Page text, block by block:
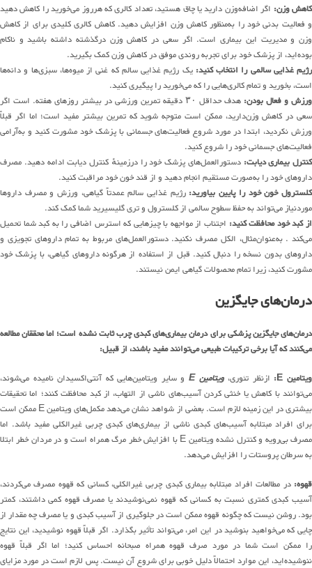
کاهش وزن: اگر اضافه‌وزن دارید یا چاق هستید، تعداد کالری که هرروز می‌خورید را کاهش دهید
و فعالیت بدنی خود را به‌منظور کاهش وزن افزایش دهید. کاهش کالری کلیدی برای از کاهش
وزن و مدیریت این بیماری است. اگر سعی در کاهش وزن درگذشته داشته باشید و ناکام
بوده‌اید، از پزشک خود برای تجربه روندی موفق در کاهش وزن کمک بگیرید.
رژیم غذایی سالمی را انتخاب کنید: یک رژیم غذایی سالم که غنی از میوه‌ها، سبزی‌ها و دانه‌ها
است، بخورید و تمام کالری‌هایی را که می‌خورید را پیگیری کنید.
ورزش و فعال بودن:
هدف حداقل ۳۰ دقیقه تمرین ورزشی در بیشتر روزهای هفته. است اگر
سعی در کاهش وزن‌دارید، ممکن است متوجه شوید که تمرین بیشتر مفید است؛ اما اگر قبلاً
ورزش نکردید، ابتدا در مورد شروع فعالیت‌های جسمانی با پزشک خود مشورت کنید و به‌آرامی
فعالیت‌های جسمانی خود را شروع کنید.
کنترل بیماری دیابت: دستورالعمل‌های پزشک خود را درزمینهٔ کنترل دیابت ادامه دهید. مصرف
داروهای خود را به‌صورت مستقیم انجام دهید و از قند خون خود مراقبت کنید.
کلسترول خون خود را پایین بیاورید: رژیم غذایی سالم عمدتاً گیاهی، ورزش و مصرف داروها
موردنیاز می‌تواند به حفظ سطوح سالمی از کلسترول و تری گلیسیرید شما کمک کند.
از کبد خود محافظت کنید: اجتناب از مواجهه با چیزهایی که استرس اضافی را به کبد شما تحمیل
می‌کند . به‌عنوان‌مثال، الکل مصرف نکنید. دستورالعمل‌های مربوط به تمام داروهای تجویزی و
داروهای بدون نسخه را دنبال کنید. قبل از استفاده از هرگونه داروهای گیاهی، با پزشک خود
مشورت کنید، زیرا تمام محصولات گیاهی ایمن نیستند.
درمان‌های جایگزین
درمان‌های جایگزین پزشکی برای درمان بیماری‌های کبدی چرب ثابت نشده است؛ اما محققان مطالعه
می‌کنند که آیا برخی ترکیبات طبیعی می‌توانند مفید باشند، از قبیل:
ویتامین E:
ازنظر تئوری،ویتامین E و سایر ویتامین‌هایی که آنتی‌اکسیدان نامیده می‌شوند،
می‌توانند با کاهش یا خنثی کردن آسیب‌های ناشی از التهاب، از کبد محافظت کنند؛ اما تحقیقات
بیشتری در این زمینه لازم است. بعضی از شواهد نشان می‌دهد مکمل‌های ویتامین E ممکن است
برای افراد مبتلابه آسیب‌های کبدی ناشی از بیماری‌های کبدی چربی غیرالکلی مفید باشد. اما
مصرف بی‌رویه و کنترل نشده ویتامین E با افزایش خطر مرگ همراه است و در مردان خطر ابتلا
به سرطان پروستات را افزایش می‌دهد.
قهوه: در مطالعات افراد مبتلابه بیماری کبدی چربی غیرالکلی، کسانی که قهوه مصرف می‌کردند،
آسیب کبدی کمتری نسبت به کسانی که قهوه نمی‌نوشیدند یا مصرف قهوه کمی داشتند، کمتر
بود. روشن نیست که چگونه قهوه ممکن است در جلوگیری از آسیب کبدی و یا مصرف چه مقدار از
چایی که می‌خواهید بنوشید در این امر، می‌تواند تأثیر بگذارد. اگر قبلاً قهوه نوشیدید، این نتایج
را ممکن است شما در مورد صرف قهوه همراه صبحانه احساس کنید؛ اما اگر قبلاً قهوه
ننوشیده‌اید، این موارد احتمالاً دلیل خوبی برای شروع آن نیست. پس لازم است در مورد مزایای